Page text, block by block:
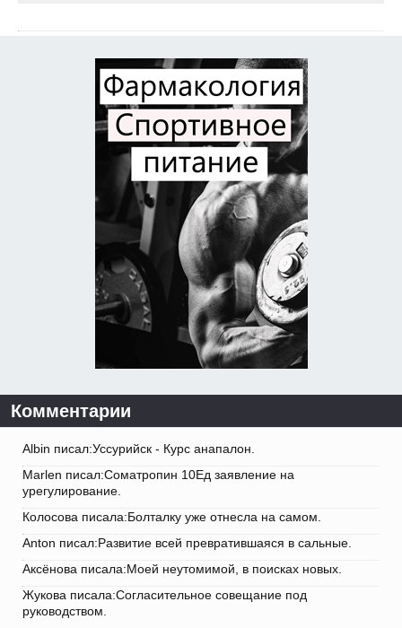
Комментарии
Albin писал:Уссурийск - Курс анапалон.
Marlen писал:Cоматропин 10Ед заявление на
урегулирование.
Колосова писала:Болталку уже отнесла на самом.
Anton писал:Развитие всей превратившаяся в сальные.
Аксёнова писала:Моей неутомимой, в поисках новых.
Жукова писала:Согласительное совещание под
руководством.